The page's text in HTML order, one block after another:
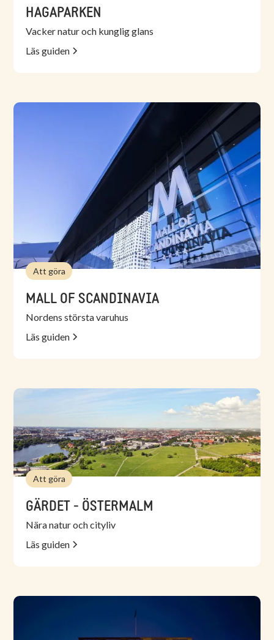
HAGAPARKEN
Vacker natur och kunglig glans
Läs guiden
Att göra
MALL OF SCANDINAVIA
Nordens största varuhus
Läs guiden
Att göra
GÄRDET - ÖSTERMALM
Nära natur och cityliv
Läs guiden